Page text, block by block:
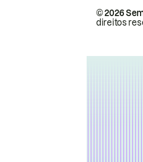
© 2026
direitos